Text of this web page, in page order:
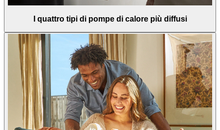
I quattro tipi di pompe di calore più diffusi